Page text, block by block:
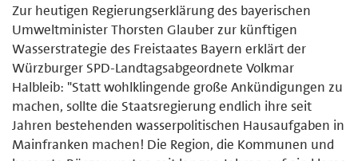
Zur heutigen Regierungserklärung des bayerischen
Umweltminister Thorsten Glauber zur künftigen
Wasserstrategie des Freistaates Bayern erklärt der
Würzburger SPD-Landtagsabgeordnete Volkmar
Halbleib: "Statt wohlklingende große Ankündigungen zu
machen, sollte die Staatsregierung endlich ihre seit
Jahren bestehenden wasserpolitischen Hausaufgaben in
Mainfranken machen! Die Region, die Kommunen und